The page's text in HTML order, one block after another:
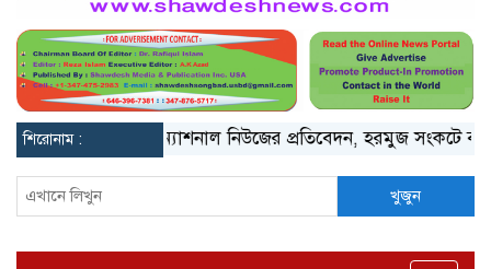
শিরোনাম :
ওপরে দ্য ন্যাশনাল নিউজের প্রতিবেদন, হরমুজ সংকটে বদলে
খুজুন